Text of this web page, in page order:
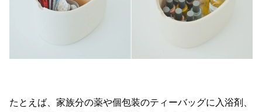
たとえば、家族分の薬や個包装のティーバッグに入浴剤、